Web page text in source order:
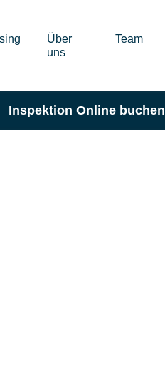
Über
uns
Team
Inspektion Online buchen